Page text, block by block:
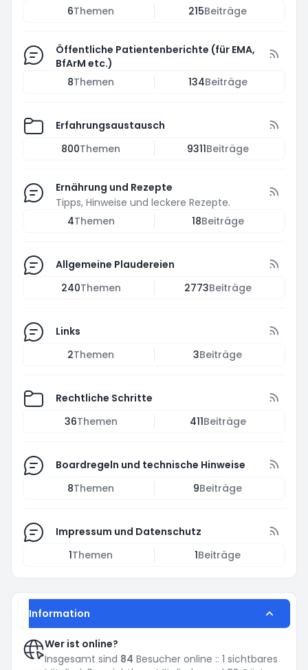
6Themen 215Beiträge
Öffentliche Patientenberichte (für EMA,
BfArM etc.)
8Themen 134Beiträge
Erfahrungsaustausch
800Themen 9311Beiträge
Ernährung und Rezepte
Tipps, Hinweise und leckere Rezepte.
4Themen 18Beiträge
Allgemeine Plaudereien
240Themen 2773Beiträge
Links
2Themen 3Beiträge
Rechtliche Schritte
36Themen 411Beiträge
Boardregeln und technische Hinweise
8Themen 9Beiträge
Impressum und Datenschutz
1Themen 1Beiträge
Information
Wer ist online?
Insgesamt sind 84 Besucher online :: 1 sichtbares